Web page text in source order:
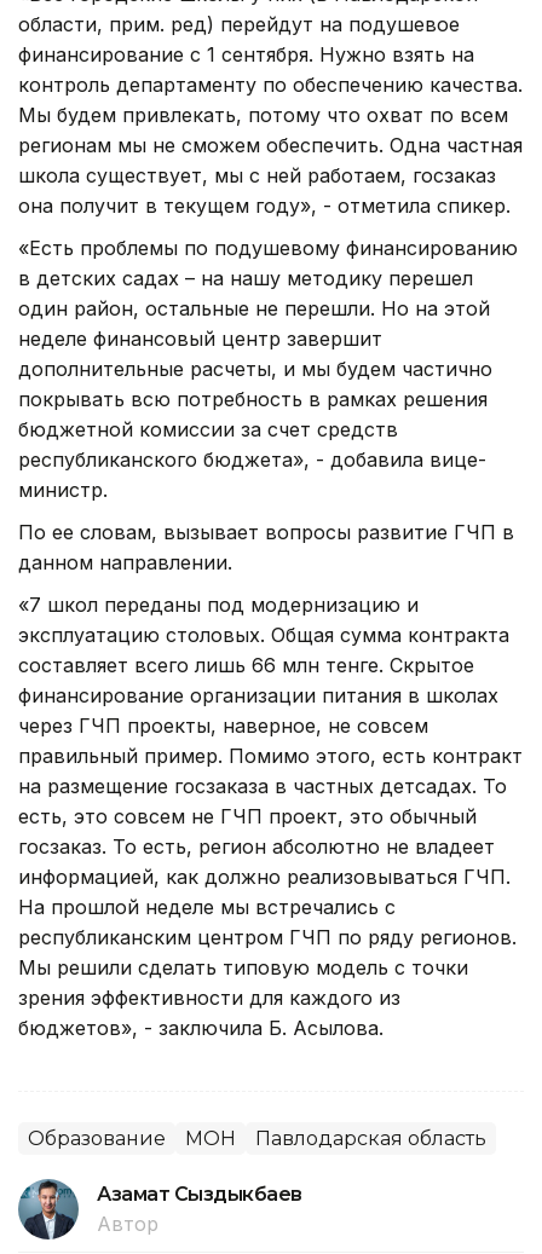
области, прим. ред) перейдут на подушевое
финансирование с 1 сентября. Нужно взять на
контроль департаменту по обеспечению качества.
Мы будем привлекать, потому что охват по всем
регионам мы не сможем обеспечить. Одна частная
школа существует, мы с ней работаем, госзаказ
она получит в текущем году», - отметила спикер.
«Есть проблемы по подушевому финансированию
в детских садах – на нашу методику перешел
один район, остальные не перешли. Но на этой
неделе финансовый центр завершит
дополнительные расчеты, и мы будем частично
покрывать всю потребность в рамках решения
бюджетной комиссии за счет средств
республиканского бюджета», - добавила вице-
министр.
По ее словам, вызывает вопросы развитие ГЧП в
данном направлении.
«7 школ переданы под модернизацию и
эксплуатацию столовых. Общая сумма контракта
составляет всего лишь 66 млн тенге. Скрытое
финансирование организации питания в школах
через ГЧП проекты, наверное, не совсем
правильный пример. Помимо этого, есть контракт
на размещение госзаказа в частных детсадах. То
есть, это совсем не ГЧП проект, это обычный
госзаказ. То есть, регион абсолютно не владеет
информацией, как должно реализовываться ГЧП.
На прошлой неделе мы встречались с
республиканским центром ГЧП по ряду регионов.
Мы решили сделать типовую модель с точки
зрения эффективности для каждого из
бюджетов», - заключила Б. Асылова.
Образование МОН Павлодарская область
Азамат Сыздыкбаев
Автор